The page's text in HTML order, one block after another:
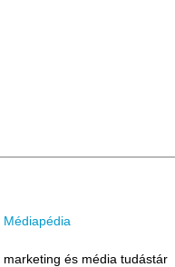
Médiapédia
marketing és média tudástár